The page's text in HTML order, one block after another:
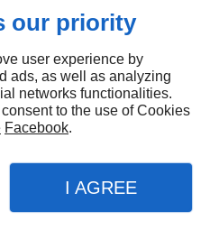
our priority
user experience by
ads, as well as analyzing
networks functionalities.
to the use of Cookies
Facebook.
I AGREE